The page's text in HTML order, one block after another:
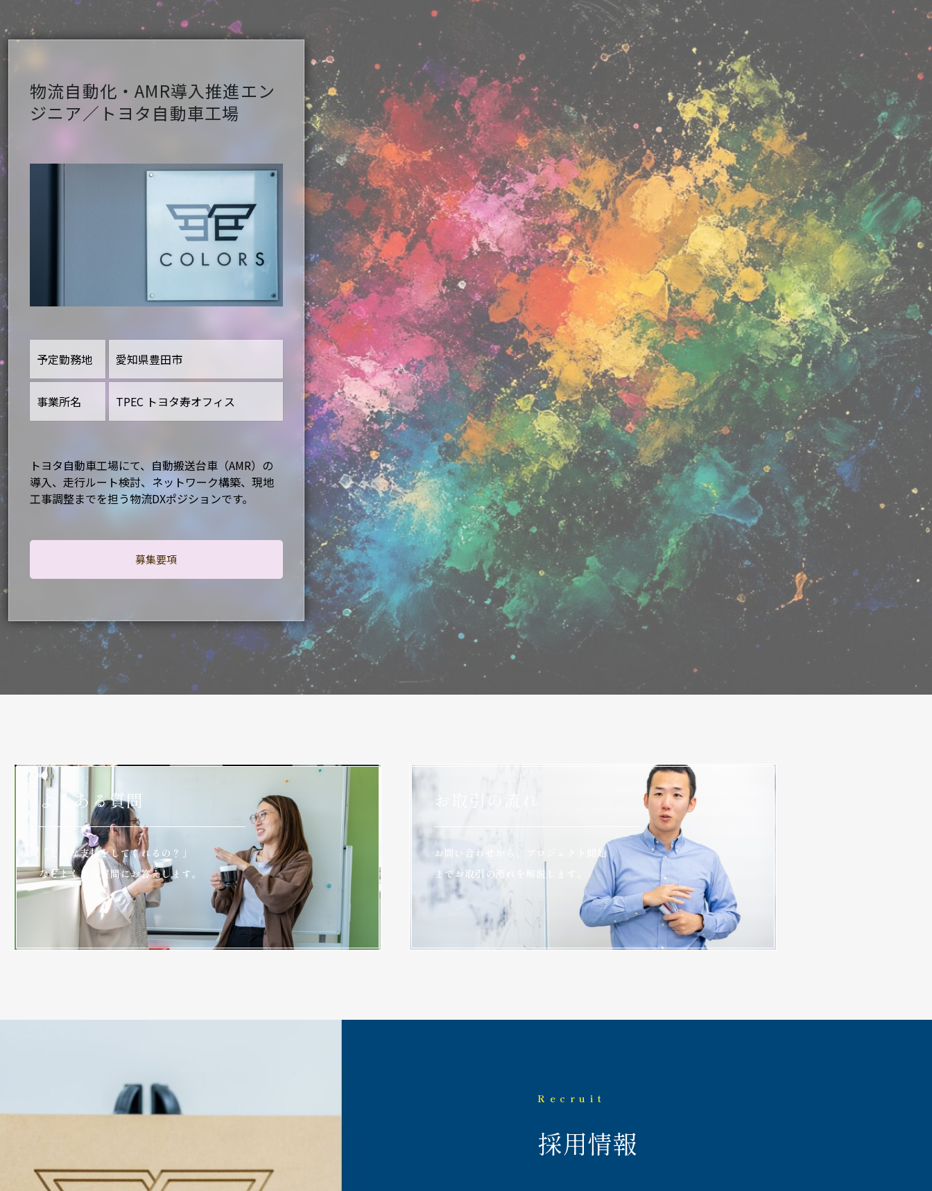
物流自動化・AMR導入推進エン
ジニア／トヨタ自動車工場
予定勤務地 愛知県豊田市
事業所名 TPEC トヨタ寿オフィス
トヨタ自動車工場にて、自動搬送台車（AMR）の
導入、走行ルート検討、ネットワーク構築、現地
工事調整までを担う物流DXポジションです。
募集要項
よくある質問
「どんな支援をしてくれるの？」
などよくある質問にお答えします。
お取引の流れ
お問い合わせから、プロジェクト開始
までお取引の流れを解説します。
Recruit
採用情報